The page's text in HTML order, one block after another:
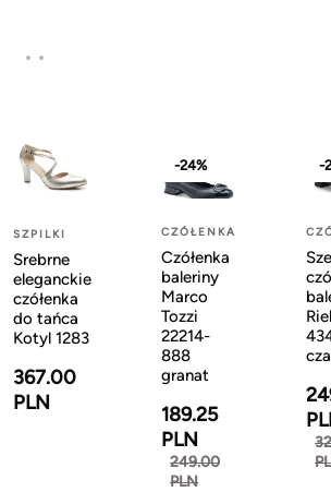
SZPILKI
Srebrne
eleganckie
czółenka
do tańca
Kotyl 1283
367.00
PLN
-24%
CZÓŁENKA
Czółenka
baleriny
Marco
Tozzi
22214-
888
granat
189.25
PLN
249.00
PLN
-